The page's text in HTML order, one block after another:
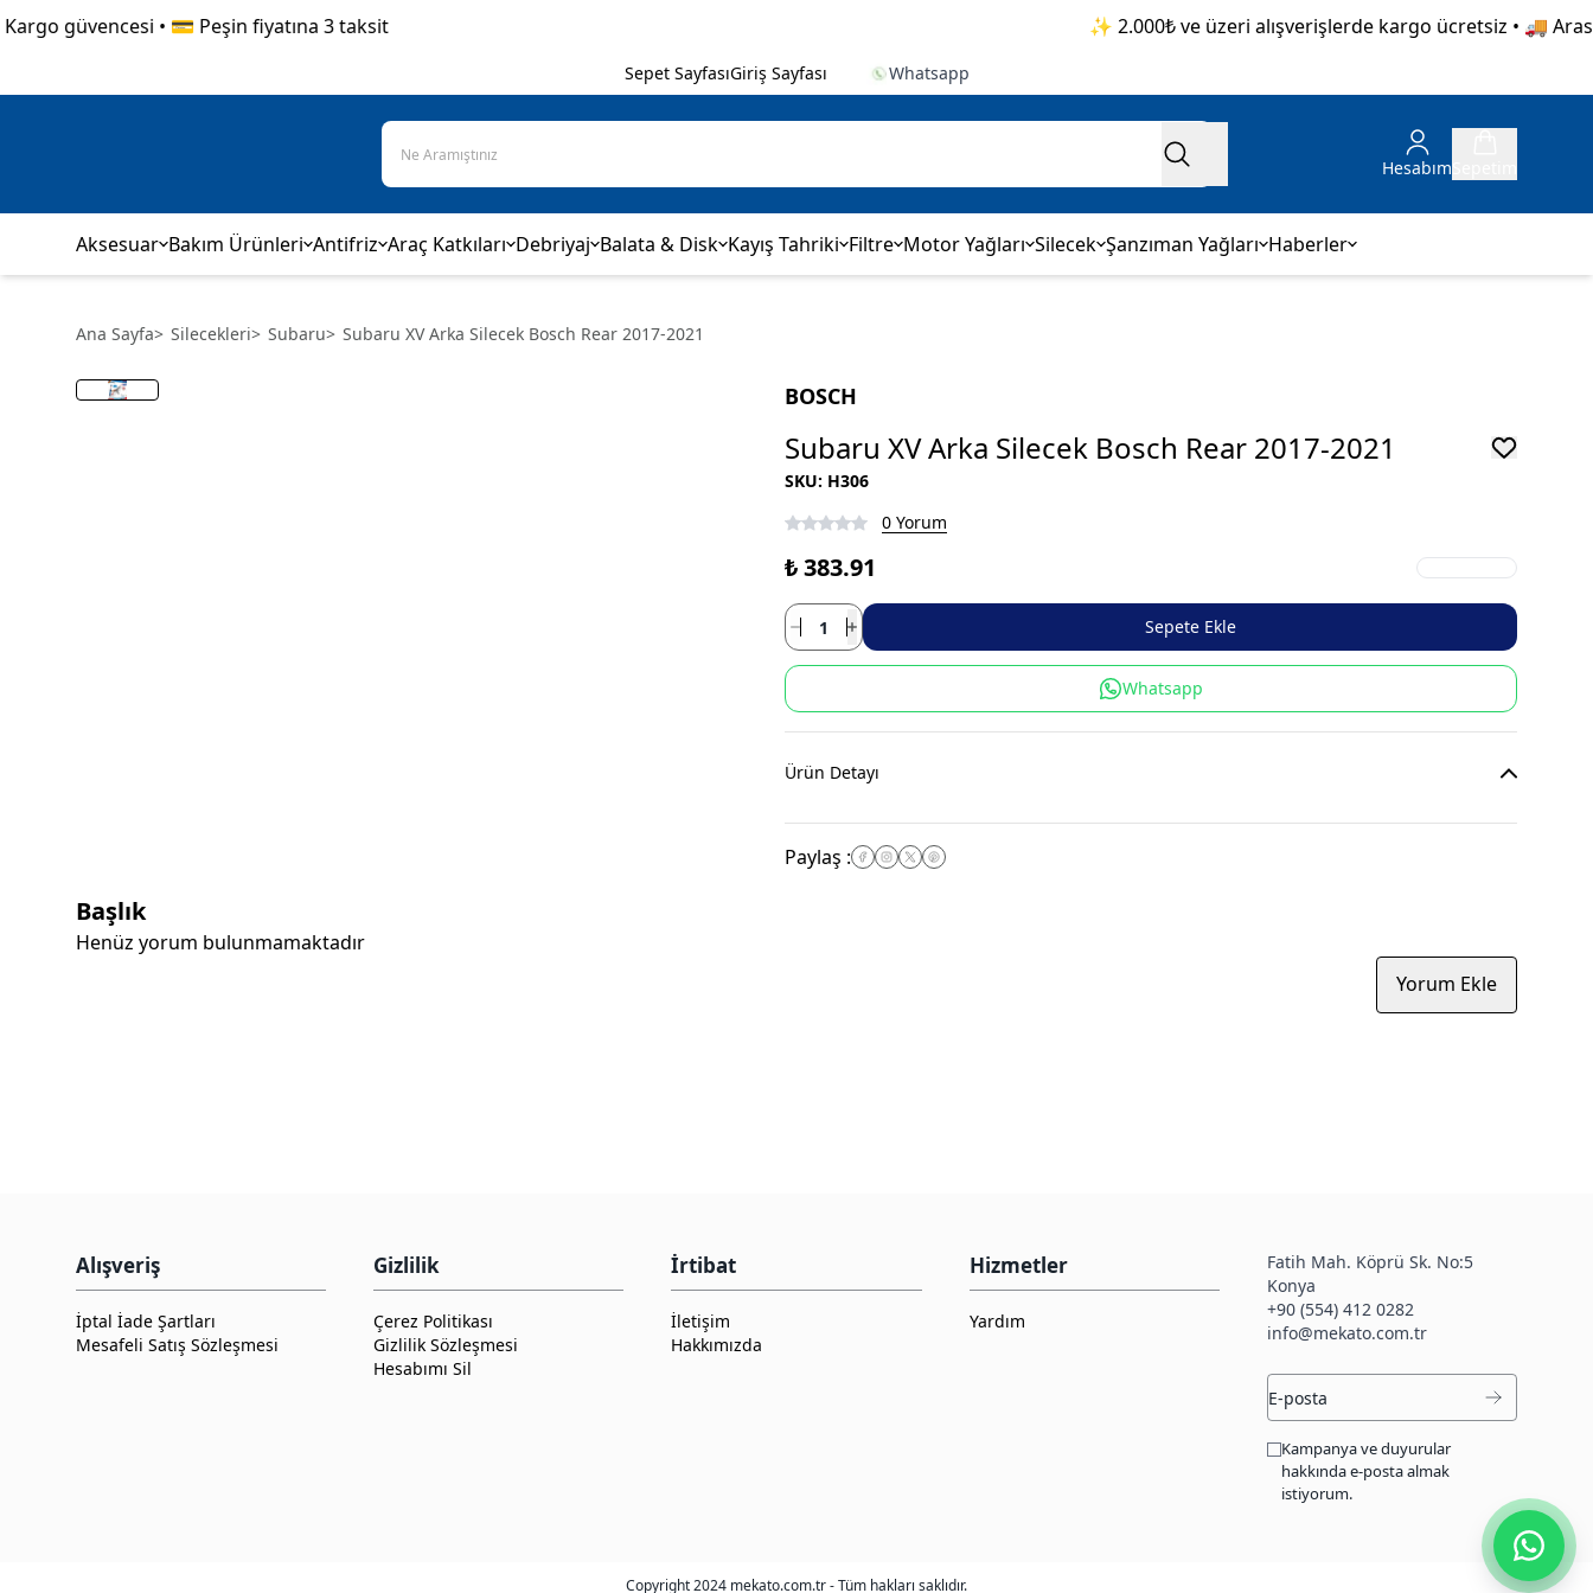
güvencesi • 💳 Peşin fiyatına 3 taksit ✨ 2.000₺ ve üzeri alışverişlerde kargo ücretsiz • 🚚 Aras
Sepet SayfasıGiriş Sayfası Whatsapp
Hesabım
Aksesuar Bakım Ürünleri Antifriz Araç Katkıları Debriyaj Balata & Disk Kayış Tahriki Filtre Motor Yağları Silecek Şanzıman Yağları Haberler
Ana Sayfa> Silecekleri> Subaru> Subaru XV Arka Silecek Bosch Rear 2017-2021
BOSCH
Subaru XV Arka Silecek Bosch Rear 2017-2021
SKU: H306
0 Yorum
₺ 383.91
Sepete Ekle
Whatsapp
Ürün Detayı
Paylaş :
Başlık
Henüz yorum bulunmamaktadır
Yorum Ekle
Alışveriş
İptal İade Şartları
Mesafeli Satış Sözleşmesi
Gizlilik
Çerez Politikası
Gizlilik Sözleşmesi
Hesabımı Sil
İrtibat
İletişim
Hakkımızda
Hizmetler
Yardım
Fatih Mah. Köprü Sk. No:5
Konya
+90 (554) 412 0282
info@mekato.com.tr
Kampanya ve duyurular
hakkında e-posta almak
istiyorum.
Copyright 2024 mekato.com.tr - Tüm hakları saklıdır.